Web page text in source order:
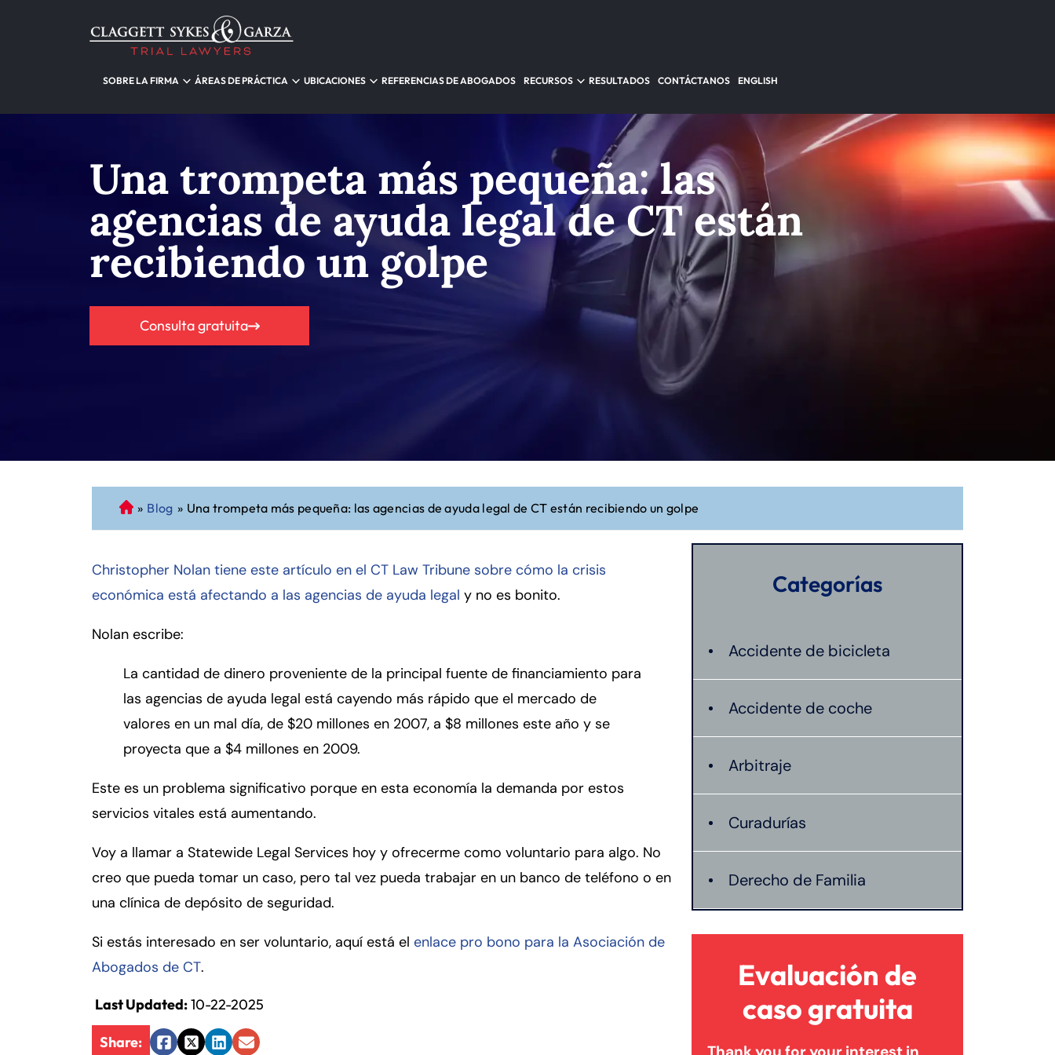
SOBRE LA FIRMA ÁREAS DE PRÁCTICA UBICACIONES REFERENCIAS DE ABOGADOS RECURSOS RESULTADOS CONTÁCTANOS ENGLISH
Una trompeta más pequeña: las
agencias de ayuda legal de CT están
recibiendo un golpe
Consulta gratuita
A
b
g
a
o
e
er
so
n
Inj
ur
y
e
C
o
n
ec
ti
cu
» Blog » Una trompeta más pequeña: las agencias de ayuda legal de CT están recibiendo un golpe
Christopher Nolan tiene este artículo en el CT Law Tribune sobre cómo la crisis
económica está afectando a las agencias de ayuda legal y no es bonito.
Nolan escribe:
La cantidad de dinero proveniente de la principal fuente de financiamiento para
las agencias de ayuda legal está cayendo más rápido que el mercado de
valores en un mal día, de $20 millones en 2007, a $8 millones este año y se
proyecta que a $4 millones en 2009.
Este es un problema significativo porque en esta economía la demanda por estos
servicios vitales está aumentando.
Voy a llamar a Statewide Legal Services hoy y ofrecerme como voluntario para algo. No
creo que pueda tomar un caso, pero tal vez pueda trabajar en un banco de teléfono o en
una clínica de depósito de seguridad.
Si estás interesado en ser voluntario, aquí está el enlace pro bono para la Asociación de
Abogados de CT.
Last Updated:10-22-2025
Share:
Categorías
Accidente de bicicleta
Accidente de coche
Arbitraje
Curadurías
Derecho de Familia
Lesión catastrófica
Lesión por quemadura
Evaluación de
caso gratuita